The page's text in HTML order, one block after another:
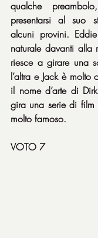
qualche
presentarsi al suo
alcuni provini.
naturale davanti alla
riesce a girare una
l’altra e Jack è molto
il nome d’arte di
gira una serie di film
molto famoso.
VOTO 7